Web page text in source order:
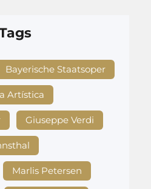
Bayerische Staatsoper
Artística
Giuseppe Verdi
Marlis Petersen